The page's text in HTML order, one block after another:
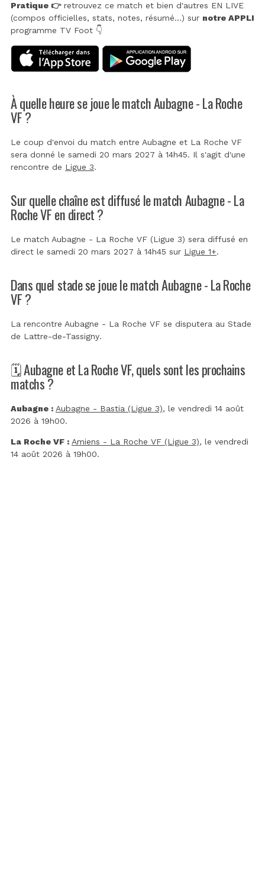
Pratique 👉retrouvez ce match et bien d'autres EN LIVE
(compos officielles, stats, notes, résumé...) sur notre APPLI
programme TV Foot 👇
À quelle heure se joue le match Aubagne - La Roche
VF ?
Le coup d'envoi du match entre Aubagne et La Roche VF
sera donné le samedi 20 mars 2027 à 14h45. Il s'agit d'une
rencontre de Ligue 3.
Sur quelle chaîne est diffusé le match Aubagne - La
Roche VF en direct ?
Le match Aubagne - La Roche VF (Ligue 3) sera diffusé en
direct le samedi 20 mars 2027 à 14h45 sur Ligue 1+.
Dans quel stade se joue le match Aubagne - La Roche
VF ?
La rencontre Aubagne - La Roche VF se disputera au Stade
de Lattre-de-Tassigny.
🗓️ Aubagne et La Roche VF, quels sont les prochains
matchs ?
Aubagne : Aubagne - Bastia (Ligue 3), le vendredi 14 août
2026 à 19h00.
La Roche VF : Amiens - La Roche VF (Ligue 3), le vendredi
14 août 2026 à 19h00.